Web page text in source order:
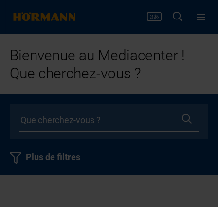
Bienvenue au Mediacenter !
Que cherchez-vous ?
Plus de filtres